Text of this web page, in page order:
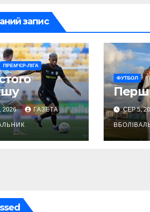
запис
ПРЕМ’ЄР-ЛІГА
2026 ГАЗЕТА
ФУТБОЛ
СЕР 5,